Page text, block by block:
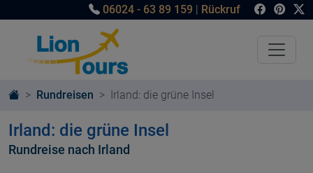
06024 - 63 89 159 | Rückruf
Rundreisen Irland: die grüne Insel
Irland: die grüne Insel
Rundreise nach Irland